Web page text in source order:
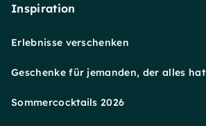
Inspiration
Erlebnisse verschenken
Geschenke für jemanden, der alles hat
Sommercocktails 2026